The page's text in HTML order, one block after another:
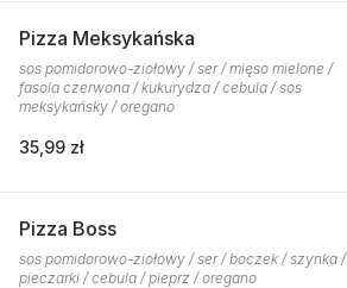
Pizza Meksykańska
sos pomidorowo-ziołowy / ser / mięso mielone /
fasola czerwona / kukurydza / cebula / sos
meksykańsky / oregano
35,99 zł
Pizza Boss
sos pomidorowo-ziołowy / ser / boczek / szynka /
pieczarki / cebula / pieprz / oregano